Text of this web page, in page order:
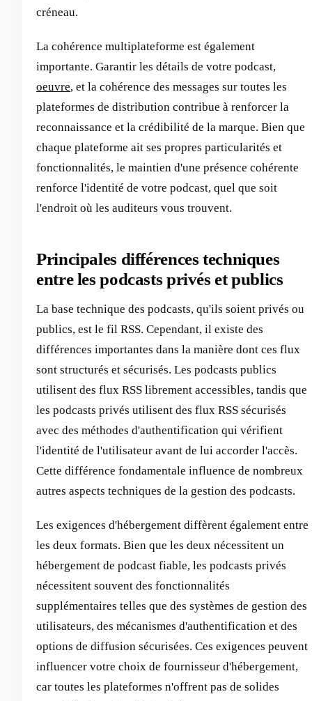
créneau.
La cohérence multiplateforme est également
importante. Garantir les détails de votre podcast,
oeuvre, et la cohérence des messages sur toutes les
plateformes de distribution contribue à renforcer la
reconnaissance et la crédibilité de la marque. Bien que
chaque plateforme ait ses propres particularités et
fonctionnalités, le maintien d'une présence cohérente
renforce l'identité de votre podcast, quel que soit
l'endroit où les auditeurs vous trouvent.
Principales différences techniques
entre les podcasts privés et publics
La base technique des podcasts, qu'ils soient privés ou
publics, est le fil RSS. Cependant, il existe des
différences importantes dans la manière dont ces flux
sont structurés et sécurisés. Les podcasts publics
utilisent des flux RSS librement accessibles, tandis que
les podcasts privés utilisent des flux RSS sécurisés
avec des méthodes d'authentification qui vérifient
l'identité de l'utilisateur avant de lui accorder l'accès.
Cette différence fondamentale influence de nombreux
autres aspects techniques de la gestion des podcasts.
Les exigences d'hébergement diffèrent également entre
les deux formats. Bien que les deux nécessitent un
hébergement de podcast fiable, les podcasts privés
nécessitent souvent des fonctionnalités
supplémentaires telles que des systèmes de gestion des
utilisateurs, des mécanismes d'authentification et des
options de diffusion sécurisées. Ces exigences peuvent
influencer votre choix de fournisseur d'hébergement,
car toutes les plateformes n'offrent pas de solides